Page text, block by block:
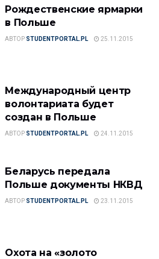
Рождественские ярмарки
в Польше
АВТОР STUDENTPORTAL.PL 25.11.2015
Международный центр
волонтариата будет
создан в Польше
АВТОР STUDENTPORTAL.PL 24.11.2015
Беларусь передала
Польше документы НКВД
АВТОР STUDENTPORTAL.PL 23.11.2015
Охота на «золото